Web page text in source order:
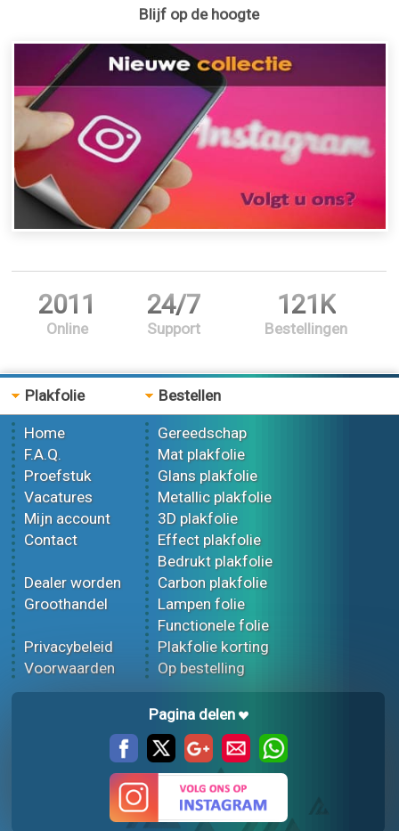
Blijf op de hoogte
2011
Online
24/7
Support
121K
Bestellingen
Plakfolie
Home
F.A.Q.
Proefstuk
Vacatures
Mijn account
Contact
Dealer worden
Groothandel
Privacybeleid
Voorwaarden
Bestellen
Gereedschap
Mat plakfolie
Glans plakfolie
Metallic plakfolie
3D plakfolie
Effect plakfolie
Bedrukt plakfolie
Carbon plakfolie
Lampen folie
Functionele folie
Plakfolie korting
Op bestelling
Pagina delen